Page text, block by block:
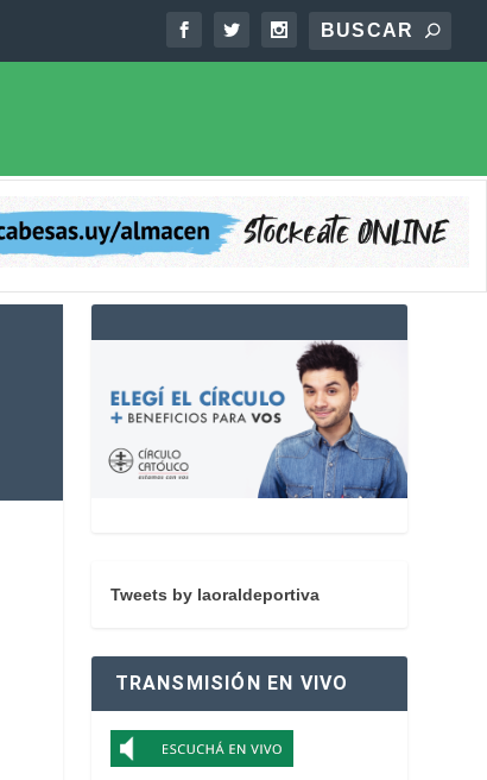
Tweets by laoraldeportiva
TRANSMISIÓN EN VIVO